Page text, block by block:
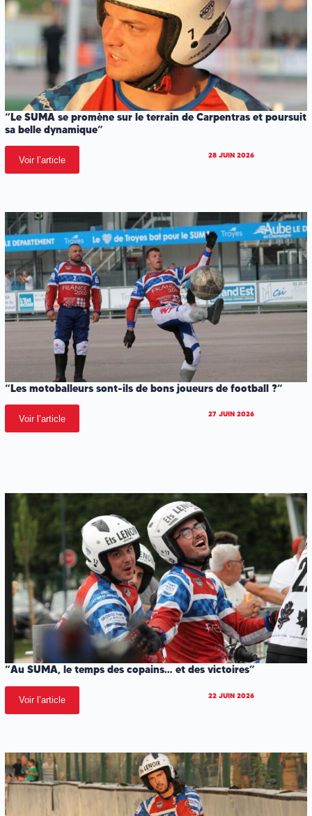
“Le SUMA se promène sur le terrain de Carpentras et poursuit
sa belle dynamique”
Voir l’article 28 JUIN 2026
“Les motoballeurs sont-ils de bons joueurs de football ?”
Voir l’article 27 JUIN 2026
“Au SUMA, le temps des copains… et des victoires”
Voir l’article 22 JUIN 2026